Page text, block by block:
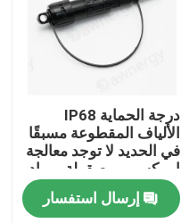
درجة الحماية IP68
الألياف المقطوعة مسبقًا
في الحديد لا توجد معالجة
إيبوكسي ومصقولة بمواد
علبة ABS PC
إرسال استفسار